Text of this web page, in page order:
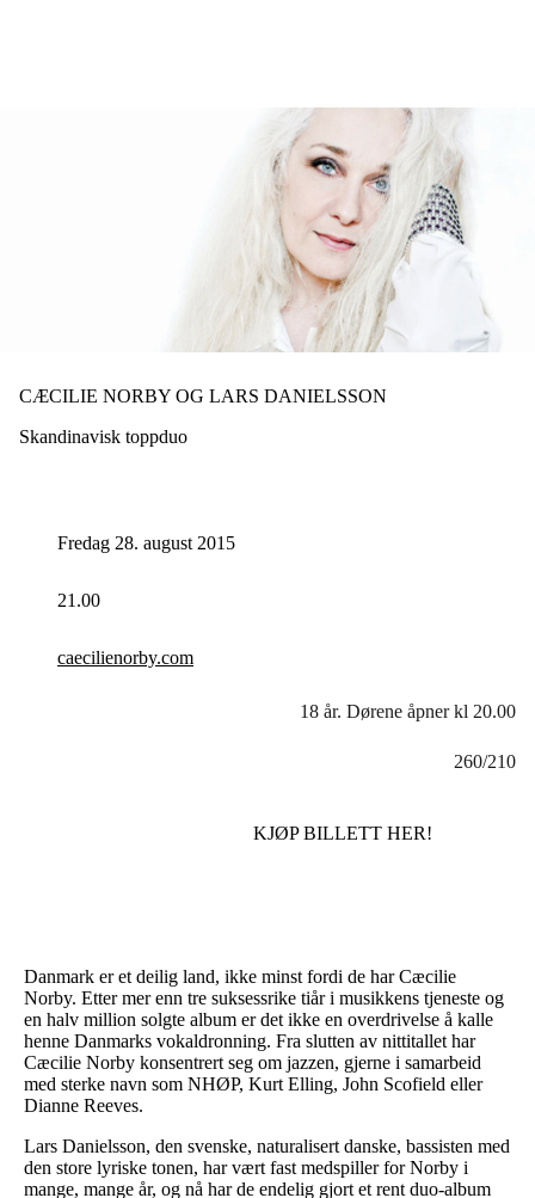
CÆCILIE NORBY OG LARS DANIELSSON
Skandinavisk toppduo
Fredag 28. august 2015
21.00
caecilienorby.com
18 år. Dørene åpner kl 20.00
260/210
KJØP BILLETT HER!
Danmark er et deilig land, ikke minst fordi de har Cæcilie
Norby. Etter mer enn tre suksessrike tiår i musikkens tjeneste og
en halv million solgte album er det ikke en overdrivelse å kalle
henne Danmarks vokaldronning. Fra slutten av nittitallet har
Cæcilie Norby konsentrert seg om jazzen, gjerne i samarbeid
med sterke navn som NHØP, Kurt Elling, John Scofield eller
Dianne Reeves.
Lars Danielsson, den svenske, naturalisert danske, bassisten med
den store lyriske tonen, har vært fast medspiller for Norby i
mange, mange år, og nå har de endelig gjort et rent duo-album